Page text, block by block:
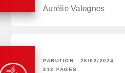
Aurélie Valognes
PARUTION : 28/02/2024
312 PAGES